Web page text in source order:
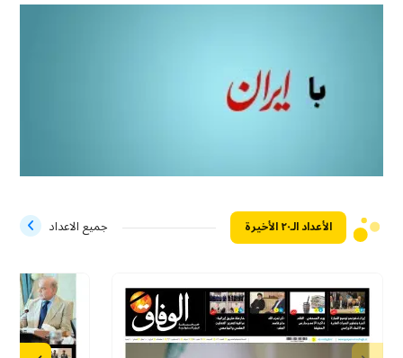
الأعداد الـ۲۰ الأخيرة جميع الاعداد